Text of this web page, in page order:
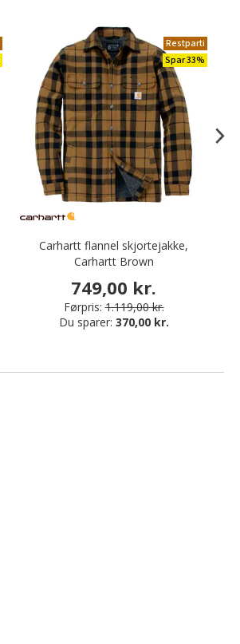
Restparti
Spar 33%
Carhartt flannel skjortejakke,
Carhartt Brown
749,00 kr.
Førpris: 1.119,00 kr.
Du sparer: 370,00 kr.